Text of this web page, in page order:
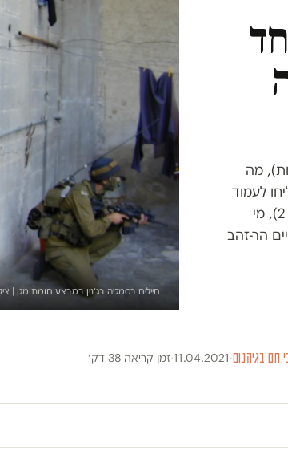
חיילים בסמטה בג׳נין במבצע חומת מגן |
מה
לעמוד
מול חטיבה שלמה), אילו לקחים הופקו (כלום, ולראייה לבנון 2), מי
הר-זהב
חם בגיהנום·
11.04.2021
·זמן קריאה 38 דק׳